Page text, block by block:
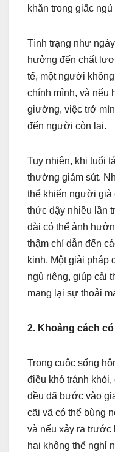
khăn trong giấc
Tình trạng như
hưởng đến chất
tế, một người
chính mình, và nếu
giường, việc trở
đến người còn lại.
Tuy nhiên, khi tuổi
thường giảm sút.
thể khiến người già
thức dậy nhiều lần
dài có thể ảnh
thậm chí dẫn đến
kinh. Một giải
ngủ riêng, giúp cải
mang lại sự thoải
2. Khoảng cách
Trong cuộc sống
điều khó tránh
đều đã bước vào
cãi vã có thể bùng
và nếu xảy ra trước
hai không thể nghỉ